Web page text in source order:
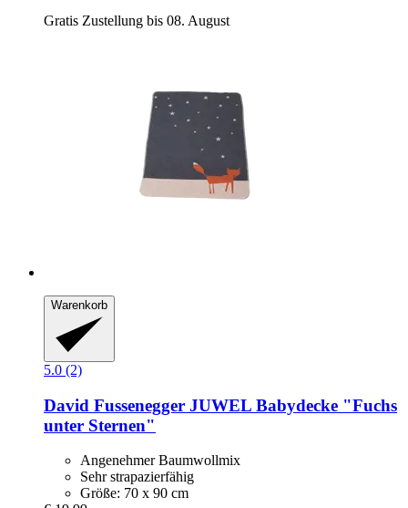
Gratis Zustellung bis 08. August
Warenkorb
5.0 (2)
David Fussenegger JUWEL Babydecke "Fuchs
unter Sternen"
Angenehmer Baumwollmix
Sehr strapazierfähig
Größe: 70 x 90 cm